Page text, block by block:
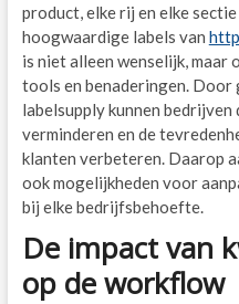
product, elke rij en elke
hoogwaardige labels van
is niet alleen wenselijk,
tools en benaderingen. Door
labelsupply kunnen
verminderen en de
klanten verbeteren. Daarop
ook mogelijkheden voor
bij elke bedrijfsbehoefte.
De impact van
op de workflow